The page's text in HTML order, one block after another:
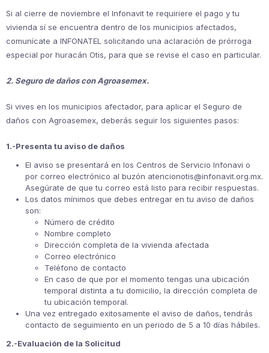
Si al cierre de noviembre el Infonavit te requiriere el pago y tu
vivienda sí se encuentra dentro de los municipios afectados,
comunícate a INFONATEL solicitando una aclaración de prórroga
especial por huracán Otis, para que se revise el caso en particular.
2. Seguro de daños con Agroasemex.
Si vives en los municipios afectador, para aplicar el Seguro de
daños con Agroasemex, deberás seguir los siguientes pasos:
1.-Presenta tu aviso de daños
El aviso se presentará en los Centros de Servicio Infonavi o
por correo electrónico al buzón atencionotis@infonavit.org.mx.
Asegúrate de que tu correo está listo para recibir respuestas.
Los datos mínimos que debes entregar en tu aviso de daños
son:
Número de crédito
Nombre completo
Dirección completa de la vivienda afectada
Correo electrónico
Teléfono de contacto
En caso de que por el momento tengas una ubicación
temporal distinta a tu domicilio, la dirección completa de
tu ubicación temporal.
Una vez entregado exitosamente el aviso de daños, tendrás
contacto de seguimiento en un periodo de 5 a 10 días hábiles.
2.-Evaluación de la Solicitud